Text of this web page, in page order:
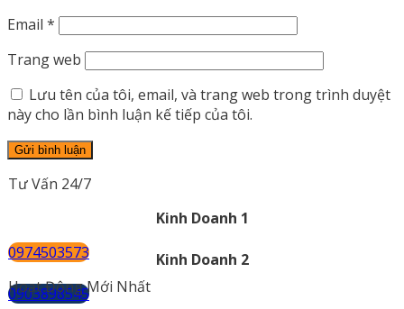
Email *
Trang web
Lưu tên của tôi, email, và trang web trong trình duyệt
này cho lần bình luận kế tiếp của tôi.
Tư Vấn 24/7
Kinh Doanh 1
0974503573
Kinh Doanh 2
0903898545
Hoạt Động Mới Nhất